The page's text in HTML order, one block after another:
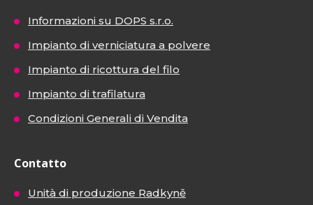
Informazioni su DOPS s.r.o.
Impianto di verniciatura a polvere
Impianto di ricottura del filo
Impianto di trafilatura
Condizioni Generali di Vendita
Contatto
Unità di produzione Radkyně